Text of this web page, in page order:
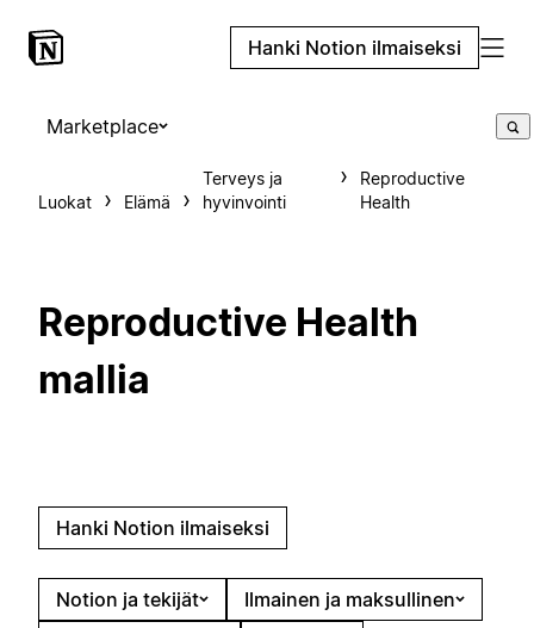
Hanki Notion ilmaiseksi
Marketplace
Luokat Elämä
Terveys ja
hyvinvointi
Reproductive
Health
Reproductive Health
mallia
Hanki Notion ilmaiseksi
Notion ja tekijät
Ilmainen ja maksullinen